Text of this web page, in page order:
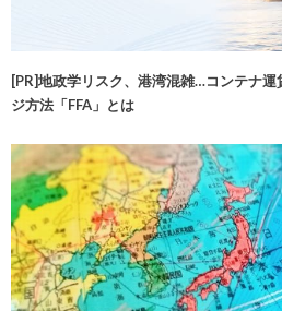
[PR]地政学リスク、港湾混雑…コンテナ
ジ方法「FFA」とは